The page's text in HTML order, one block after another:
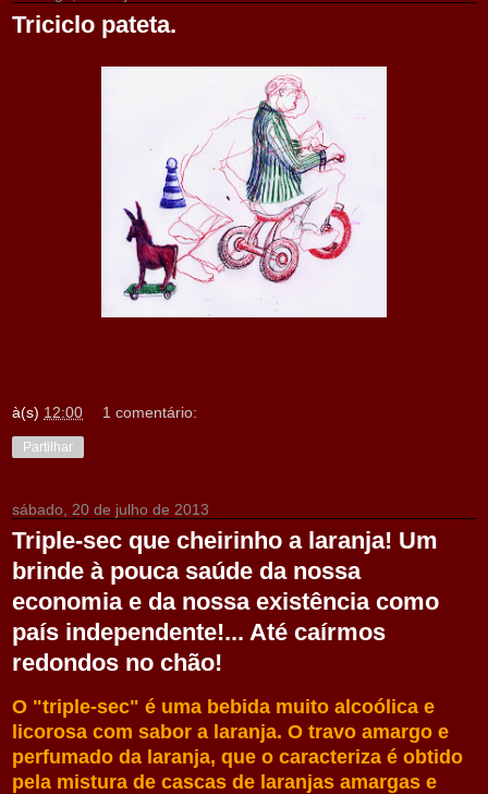
Triciclo pateta.
à(s) 12:00 1 comentário:
Partilhar
sábado, 20 de julho de 2013
Triple-sec que cheirinho a laranja! Um
brinde à pouca saúde da nossa
economia e da nossa existência como
país independente!... Até caírmos
redondos no chão!
O "triple-sec" é uma bebida muito alcoólica e
licorosa com sabor a laranja. O travo amargo e
perfumado da laranja, que o caracteriza é obtido
pela mistura de cascas de laranjas amargas e